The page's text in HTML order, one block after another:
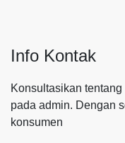
Info Kontak
Konsultasikan
pada admin. Dengan
konsumen